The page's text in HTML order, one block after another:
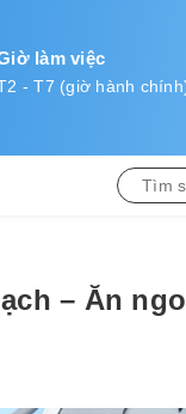
làm việc
- T7 (giờ hành
– Ăn